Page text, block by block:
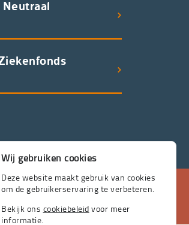
Wij gebruiken cookies
Deze website maakt gebruik van cookies
om de gebruikerservaring te verbeteren.
Bekijk ons cookiebeleid voor meer
informatie.